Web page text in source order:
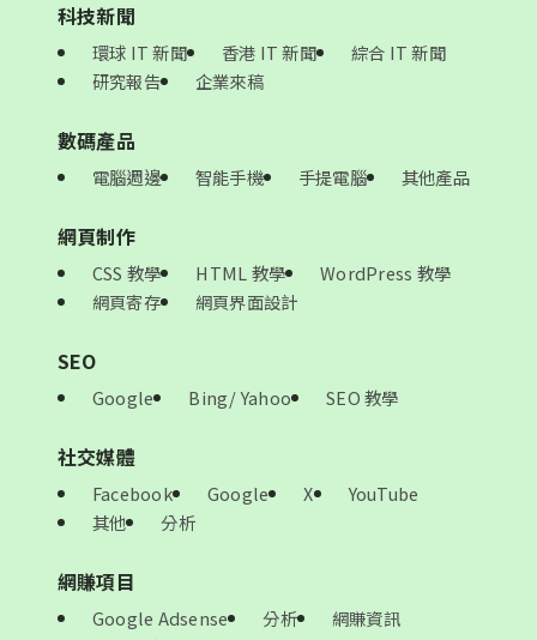
科技新聞
環球 IT 新聞 香港 IT 新聞
綜合 IT 新聞
研究報告
企業來稿
數碼產品
電腦週邊 智能手機 手提電腦 其他產品
網頁制作
CSS 教學 HTML 教學
WordPress 教學
網頁寄存
網頁界面設計
SEO
Google Bing/ Yahoo SEO 教學
社交媒體
Facebook Google X
YouTube
其他
分析
網賺項目
Google Adsense 分析
網賺資訊